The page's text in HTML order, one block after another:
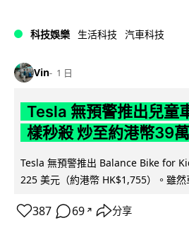
科技娛樂 生活科技 汽車科技
Vin 1 日
Tesla 無預警推出兒童
樣秒殺 炒至約港幣39萬
Tesla 無預警推出 Balance Bike for
225 美元（約港幣 HK$1,755）。雖然
387 69 ↗ 分享